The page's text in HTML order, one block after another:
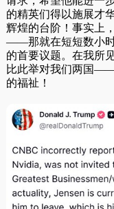
的精英们得以施展才
辉煌的台阶！事实上
——那就在短短数小
的首要议题。在我所
比此举对我们两国
的福祉！